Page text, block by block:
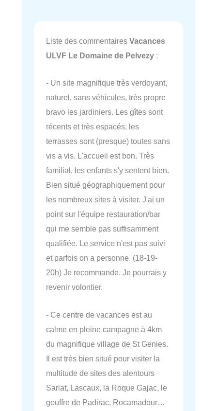
Liste des commentaires Vacances
ULVF Le Domaine de Pelvezy :
- Un site magnifique très verdoyant,
naturel, sans véhicules, très propre
bravo les jardiniers. Les gîtes sont
récents et très espacés, les
terrasses sont (presque) toutes sans
vis a vis. L'accueil est bon. Très
familial, les enfants s'y sentent bien.
Bien situé géographiquement pour
les nombreux sites à visiter. J'ai un
point sur l'équipe restauration/bar
qui me semble pas suffisamment
qualifiée. Le service n'est pas suivi
et parfois on a personne. (18-19-
20h) Je recommande. Je pourrais y
revenir volontier.
- Ce centre de vacances est au
calme en pleine campagne à 4km
du magnifique village de St Genies.
Il est très bien situé pour visiter la
multitude de sites des alentours
Sarlat, Lascaux, la Roque Gajac, le
gouffre de Padirac, Rocamadour…